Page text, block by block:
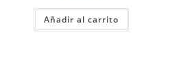
Añadir al carrito